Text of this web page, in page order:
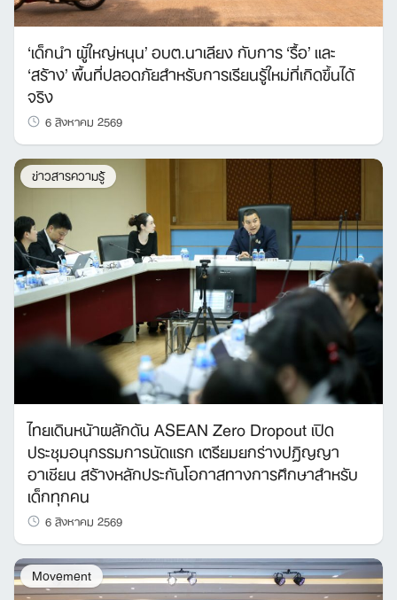
Search
for:
‘เด็กนำ ผู้ใหญ่หนุน’ อบต.นาเลียง กับการ ‘รื้อ’ และ
‘สร้าง’ พื้นที่ปลอดภัยสำหรับการเรียนรู้ใหม่ที่เกิดขึ้นได้
จริง
6 สิงหาคม 2569
ข่าวสารความรู้
ไทยเดินหน้าผลักดัน ASEAN Zero Dropout เปิด
ประชุมอนุกรรมการนัดแรก เตรียมยกร่างปฏิญญา
อาเซียน สร้างหลักประกันโอกาสทางการศึกษาสำหรับ
เด็กทุกคน
6 สิงหาคม 2569
Movement